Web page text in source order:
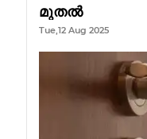
മുതൽ
Tue,12 Aug 2025